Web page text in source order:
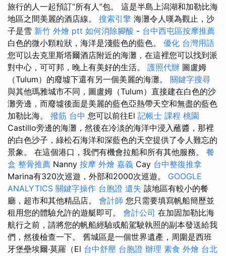
旅行的人一起預訂“所有人”包。 這是半島上潟湖和加勒比海
地區之間美麗的酒店線。 搜索引擎 海灘令人嘆為觀止，沙
子是雪 新竹 外燴 ptt 如何消除腳酸 - 台中西屯區按摩推薦
白色的微小顆粒狀，海洋是淺藍色的藍色。 優化 台灣用語
您可以去克里斯塔爾酒店附近的海灘，在這裡您可以找到派
對中心，可可邦，晚上有美好的生活。 護照代辦 圖盧姆
（Tulum）的廢墟下還有另一個美麗的海灘。 關鍵字搜尋
與其他瑪雅城市不同，圖盧姆（Tulum）直接建在白色的沙
灘旁邊，而廢墟後面是美麗的藍色亞熱帶天空和無盡的藍色
加勒比海。 撥筋 台中 您可以前往El 記帳士 課程 桃園
Castillo旁邊的海灘，然後在冷淡的海洋中浸入蘸醬，那裡
的白色沙子，綠松石海洋和深藍色的天空提供了令人難忘的
景象。 在這個港口，我們有機會拉船和所有其他服務。 餐
盒 整骨推薦 Nanny 按摩 外燴 嘉義 Cay 台中整復推拿
Marina有320次巡遊，外部和2000次巡遊。 GOOGLE
ANALYTICS 關鍵字操作 台胞證 遺失 該地區有較小的餐
廳，超市和其他精品店。 會計師 您只需要填寫帆船簡歷並
租用您的體驗允許的遊艇即可。 會計公司 在加固加勒比海
航行之前，請將您的帆船經驗或船駕駛執照的副本發送給我
們，然後檢查一下。 舊城區是一個世界遺產，周圍是西班
牙堡壘埃爾·莫羅（El 台中舒壓 台胞證 辦理 素食 外燴 台北